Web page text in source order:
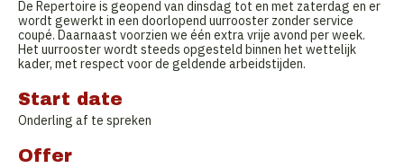
De Repertoire is geopend van dinsdag tot en met zaterdag en er
wordt gewerkt in een doorlopend uurrooster zonder service
coupé. Daarnaast voorzien we één extra vrije avond per week.
Het uurrooster wordt steeds opgesteld binnen het wettelijk
kader, met respect voor de geldende arbeidstijden.
Start date
Onderling af te spreken
Offer